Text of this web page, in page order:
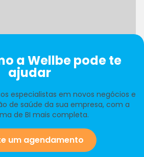
a Wellbe pode te
ajudar
especialistas em novos negócios e
de saúde da sua empresa, com a
de BI mais completa.
um agendamento